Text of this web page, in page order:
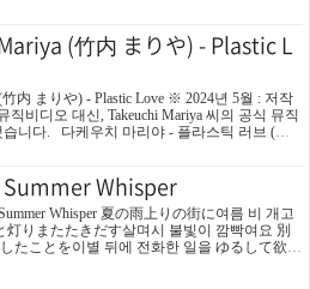
드라마틱같아 복잡한 거리 한가운데에서, 멋
ごみにながれてる구레－이나히토고미니나가
람들속에서 흐르는 平凡 なスマイル헤이본나
음 たいくつなまいにちぬけだそう타이쿠츠
소우지루한 하루하루를 벗어나자고 あなたと
いから아나타토잇쇼다카라 우레시이카라너
쁘니까 どこまでもついていっ..
(竹内 まりや) - Plastic L
竹内 まりや) - Plastic Love ※ 2024년 5월 : 저작
직비디오 대신, Takeuchi Mariya 씨의 공식 뮤직
습니다. 다케우치 마리야 - 플라스틱 러브 (가
と別れ上手に打ち込んで 만남과 이별을 잘 맞
終わる시간이 오면 끝나 Don't hurry서두르지
あの日からずっと 사랑에 상처입었던 그날부
逆の暮らしを続けて 낮과밤이 뒤바뀐 삶을 살
で踊り明かすうちに 유행하는 디스코에 맞춰
Whisper
Whisper 夏の雨上りの街に여름 비 개고
灯りまたたきだす살며시 불빛이 깜빡여요 別
たことを​이별 뒤에 전화한 일을 ゆるして欲し